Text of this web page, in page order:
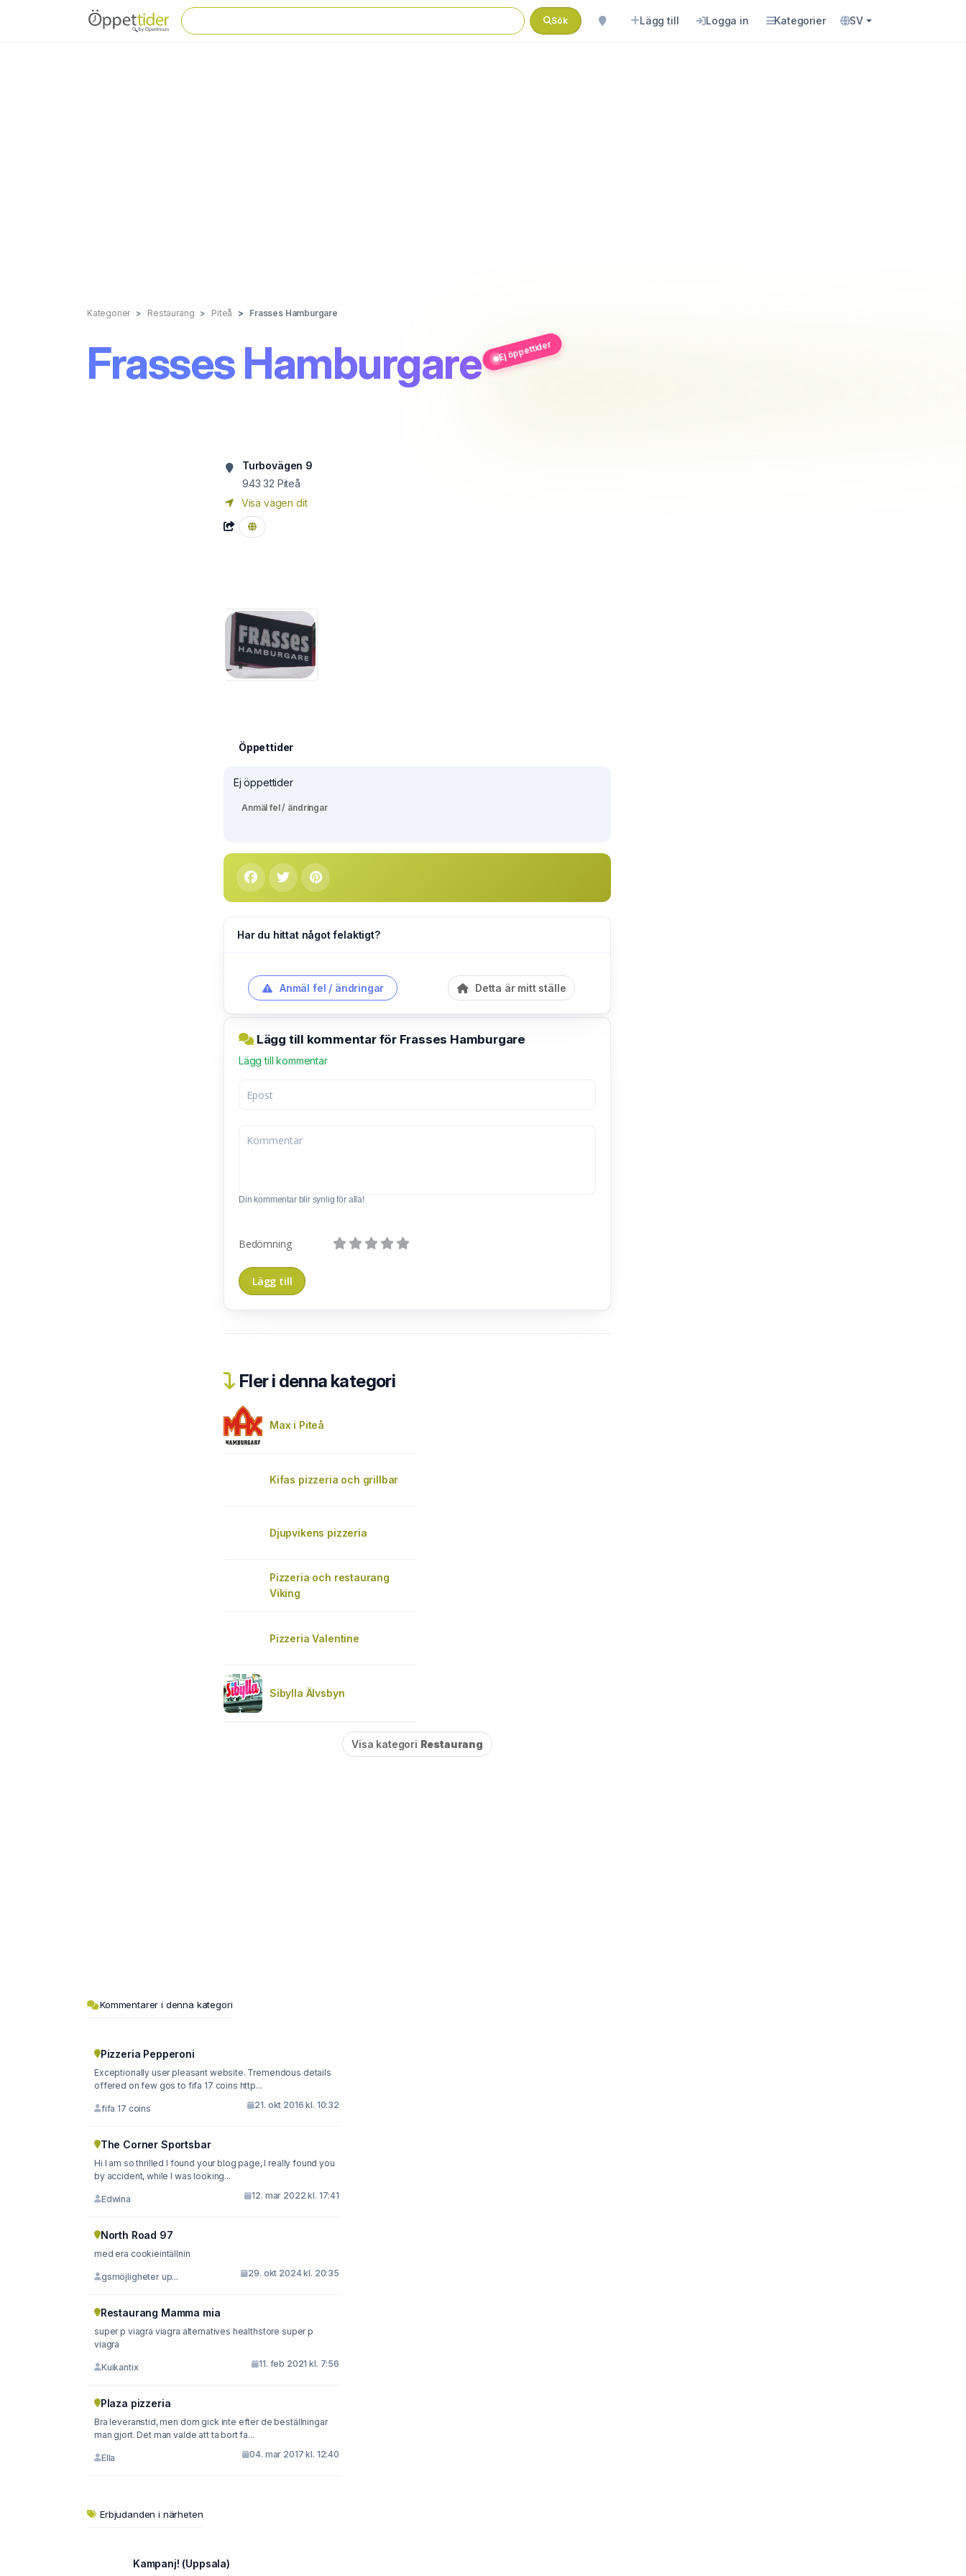
Sök Lägg till Logga in Kategorier SV
Kategorier Restaurang Piteå Frasses Hamburgare
Frasses Hamburgare Ej öppettider
Turbovägen 9
943 32 Piteå
Visa vägen dit
Öppettider
Ej öppettider
Anmäl fel / ändringar
Har du hittat något felaktigt?
Anmäl fel / ändringar Detta är mitt ställe
Lägg till kommentar för Frasses Hamburgare
Lägg till kommentar
Din kommentar blir synlig för alla!
Bedömning
Fler i denna kategori
Max i Piteå
Kifas pizzeria och grillbar
Djupvikens pizzeria
Pizzeria och restaurang
Viking
Pizzeria Valentine
Sibylla Älvsbyn
Visa kategori Restaurang
Kommentarer i denna kategori
Pizzeria Pepperoni
Exceptionally user pleasant website. Tremendous details
offered on few gos to fifa 17 coins http...
fifa 17 coins 21. okt 2016 kl. 10:32
The Corner Sportsbar
Hi I am so thrilled I found your blog page, I really found you
by accident, while I was looking...
Edwina 12. mar 2022 kl. 17:41
North Road 97
med era cookieintällnin
gsmöjligheter up... 29. okt 2024 kl. 20:35
Restaurang Mamma mia
super p viagra viagra alternatives healthstore super p
viagra
Kuikantix 11. feb 2021 kl. 7:56
Plaza pizzeria
Bra leveranstid, men dom gick inte efter de beställningar
man gjort. Det man valde att ta bort fa...
Ella 04. mar 2017 kl. 12:40
Erbjudanden i närheten
Kampanj! (Uppsala)